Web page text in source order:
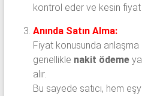
kontrol eder ve kesin fiyat
Anında Satın Alma:
Fiyat konusunda anlaşma
genellikle nakit ödeme
alır.
Bu sayede satıcı, hem